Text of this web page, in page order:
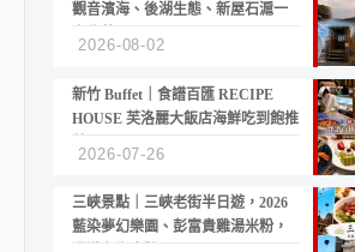
觀音濱海、後湖生態、新屋石滬一
2026-08-02
新竹 Buffet｜食譜百匯 RECIPE
HOUSE 芙洛麗大飯店海鮮吃到飽推
2026-07-26
三峽景點｜三峽老街半日遊，2026
藍染夢幻樂園、彭富貴雞湯米粉，